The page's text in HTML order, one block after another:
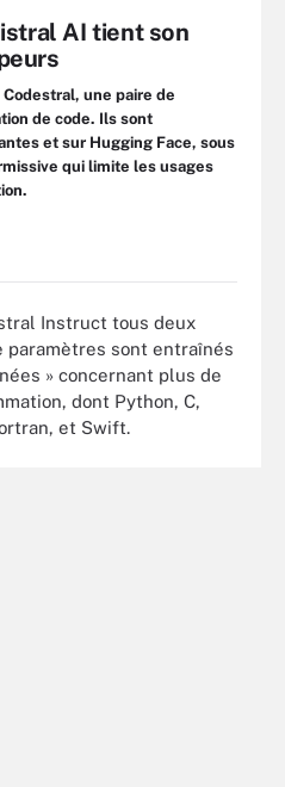
AI tient son
une paire de
de code. Ils sont
et sur Hugging Face, sous
qui limite les usages
Instruct tous deux
sont entraînés
» concernant plus de
dont Python, C,
et Swift.